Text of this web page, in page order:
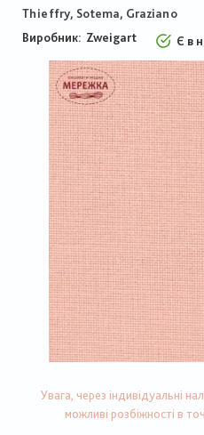
Thieffry, Sotema, Graziano
Виробник: Zweigart Є в
Увага, через індивідуальні
можливі розбіжності в